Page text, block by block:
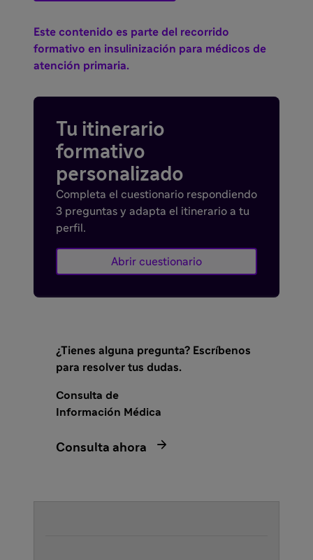
Este contenido es parte del recorrido
formativo en insulinización para médicos de
atención primaria.
Tu itinerario
formativo
personalizado
Completa el cuestionario respondiendo
3 preguntas y adapta el itinerario a tu
perfil.
Abrir cuestionario
¿Tienes alguna pregunta? Escríbenos
para resolver tus dudas.
Consulta de
Información Médica
Consulta ahora 